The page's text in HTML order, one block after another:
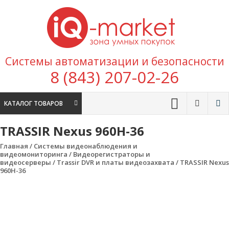
Перейти к содержимому
покупок
Системы автоматизации и безопасности
8 (843) 207-02-26
КАТАЛОГ ТОВАРОВ
TRASSIR Nexus 960H-36
Главная / Системы видеонаблюдения и
видеомониторинга / Видеорегистраторы и
видеосерверы / Trassir DVR и платы видеозахвата / TRASSIR Nexus
960H-36